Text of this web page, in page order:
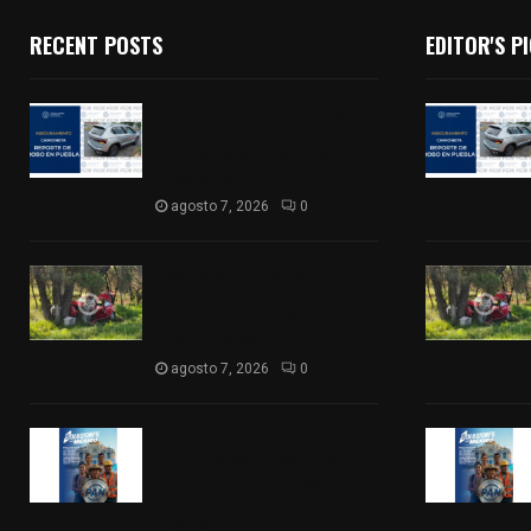
RECENT POSTS
agosto 7, 2026 0
agosto 7, 2026 0
EDITOR'S